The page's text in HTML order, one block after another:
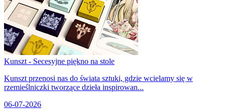
Kunszt - Secesyjne piękno na stole
Kunszt przenosi nas do świata sztuki, gdzie wcielamy się w
rzemieślniczki tworzące dzieła inspirowan...
06-07-2026